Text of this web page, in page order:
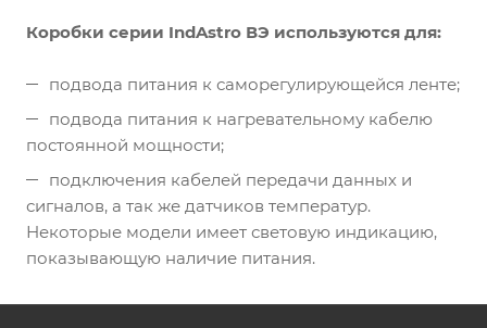
Коробки серии IndAstro ВЭ используются для:
подвода питания к саморегулирующейся ленте;
подвода питания к нагревательному кабелю
постоянной мощности;
подключения кабелей передачи данных и
сигналов, а так же датчиков температур.
Некоторые модели имеет световую индикацию,
показывающую наличие питания.